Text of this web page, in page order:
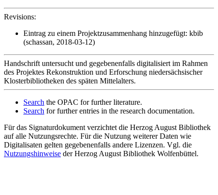
Revisions:
Eintrag zu einem Projektzusammenhang hinzugefügt: kbib
(schassan, 2018-03-12)
Handschrift untersucht und gegebenenfalls digitalisiert im Rahmen
des Projektes Rekonstruktion und Erforschung niedersächsischer
Klosterbibliotheken des späten Mittelalters.
Search the OPAC for further literature.
Search for further entries in the research documentation.
Für das Signaturdokument verzichtet die Herzog August Bibliothek
auf alle Nutzungsrechte. Für die Nutzung weiterer Daten wie
Digitalisaten gelten gegebenenfalls andere Lizenzen. Vgl. die
Nutzungshinweise der Herzog August Bibliothek Wolfenbüttel.